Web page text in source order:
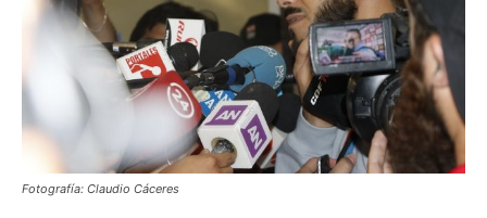
Fotografía: Claudio Cáceres